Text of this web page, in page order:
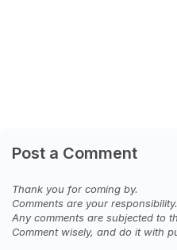
Post a Comment
Thank you for coming by.
Comments are your responsibility.
Any comments are subjected to
Comment wisely, and do it with